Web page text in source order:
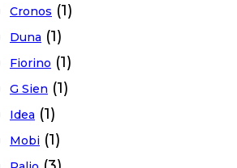
Cronos (1)
Duna (1)
Fiorino (1)
G Sien (1)
Idea (1)
Mobi (1)